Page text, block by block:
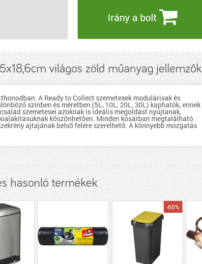
Irány a bolt
világos zöld műanyag jellemzők
A Ready to Collect szemetesek modulárisak és
színben és méretben (5L, 10L, 20L, 30L) kaphatók, ennek
szemetesei azoknak is ideális megoldást nyújtanak,
köszönhetően. Minden kosárban megtalálható
ajtajának belső felére szerelhető. A könnyebb mozgatás
hasonló termékek
-60%